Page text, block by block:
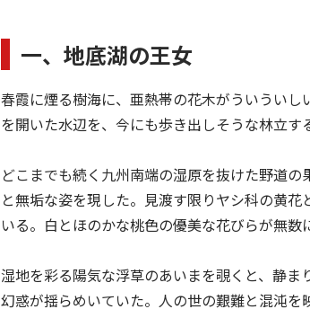
一、地底湖の王女
春霞に煙る樹海に、亜熱帯の花木がういうい
を開いた水辺を、今にも歩き出しそうな林立す
どこまでも続く九州南端の湿原を抜けた野道
と無垢な姿を現した。見渡す限りヤシ科の黄
いる。白とほのかな桃色の優美な花びらが無数
湿地を彩る陽気な浮草のあいまを覗くと、静
幻惑が揺らめいていた。人の世の艱難と混沌を